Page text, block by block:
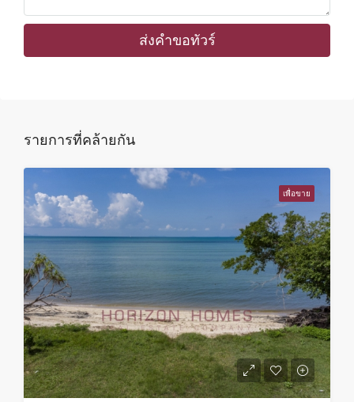
13
ส.ค.
15
อาทิตย์
16
ส.ค.
จันทร์
17
ส.ค.
ส่งคำขอทัวร์
รายการที่คล้ายกัน
เพื่อขาย